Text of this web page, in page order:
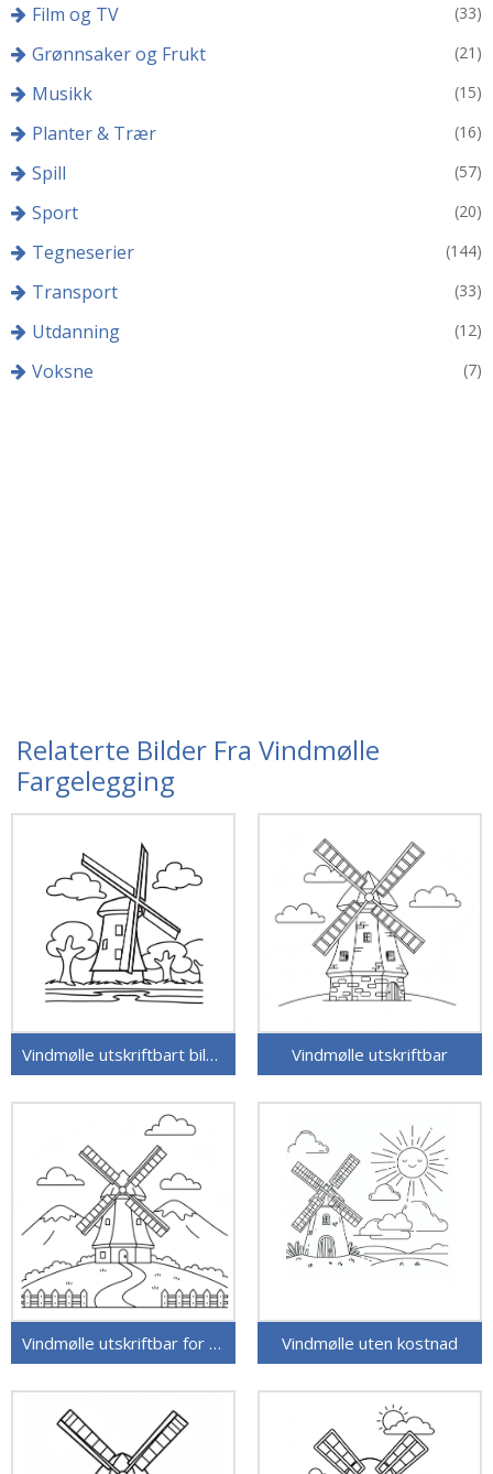
Film og TV (33)
Grønnsaker og Frukt (21)
Musikk (15)
Planter & Trær (16)
Spill (57)
Sport (20)
Tegneserier (144)
Transport (33)
Utdanning (12)
Voksne (7)
Relaterte Bilder Fra Vindmølle
Fargelegging
Vindmølle utskriftbart bilde Vindmølle utskriftbar
Vindmølle utskriftbar for barn Vindmølle uten kostnad